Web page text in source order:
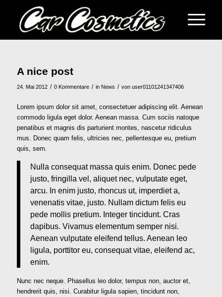
A nice post
24. Mai 2012 / 0 Kommentare / in News / von user01101241347406
Lorem ipsum dolor sit amet, consectetuer adipiscing elit. Aenean
commodo ligula eget dolor. Aenean massa. Cum sociis natoque
penatibus et magnis dis parturient montes, nascetur ridiculus
mus. Donec quam felis, ultricies nec, pellentesque eu, pretium
quis, sem.
Nulla consequat massa quis enim. Donec pede
justo, fringilla vel, aliquet nec, vulputate eget,
arcu. In enim justo, rhoncus ut, imperdiet a,
venenatis vitae, justo. Nullam dictum felis eu
pede mollis pretium. Integer tincidunt. Cras
dapibus. Vivamus elementum semper nisi.
Aenean vulputate eleifend tellus. Aenean leo
ligula, porttitor eu, consequat vitae, eleifend ac,
enim.
Nunc nec neque. Phasellus leo dolor, tempus non, auctor et,
hendrerit quis, nisi. Curabitur ligula sapien, tincidunt non,